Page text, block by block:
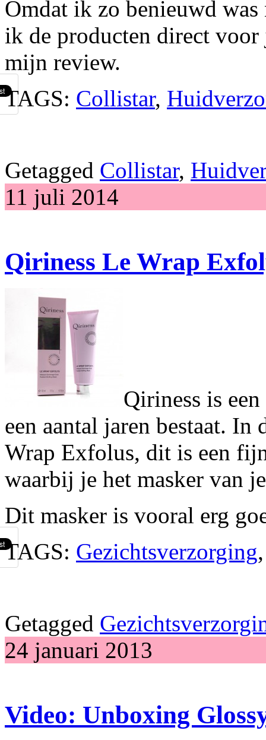
Omdat ik zo benieuwd
ik de producten direct
mijn review.
TAGS: Collistar,
Getagged Collistar,
11 juli 2014
Qiriness Le Wrap
Qiriness is
een aantal jaren bestaat.
Wrap Exfolus, dit is een
waarbij je het masker van
Dit masker is vooral erg
TAGS: Gezichtsverzorging
Getagged
24 januari 2013
Video: Unboxing